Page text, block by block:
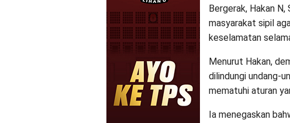
Bergerak, Hakan N,
masyarakat sipil
keselamatan
Menurut Hakan,
dilindungi undang-
mematuhi aturan
Ia menegaskan